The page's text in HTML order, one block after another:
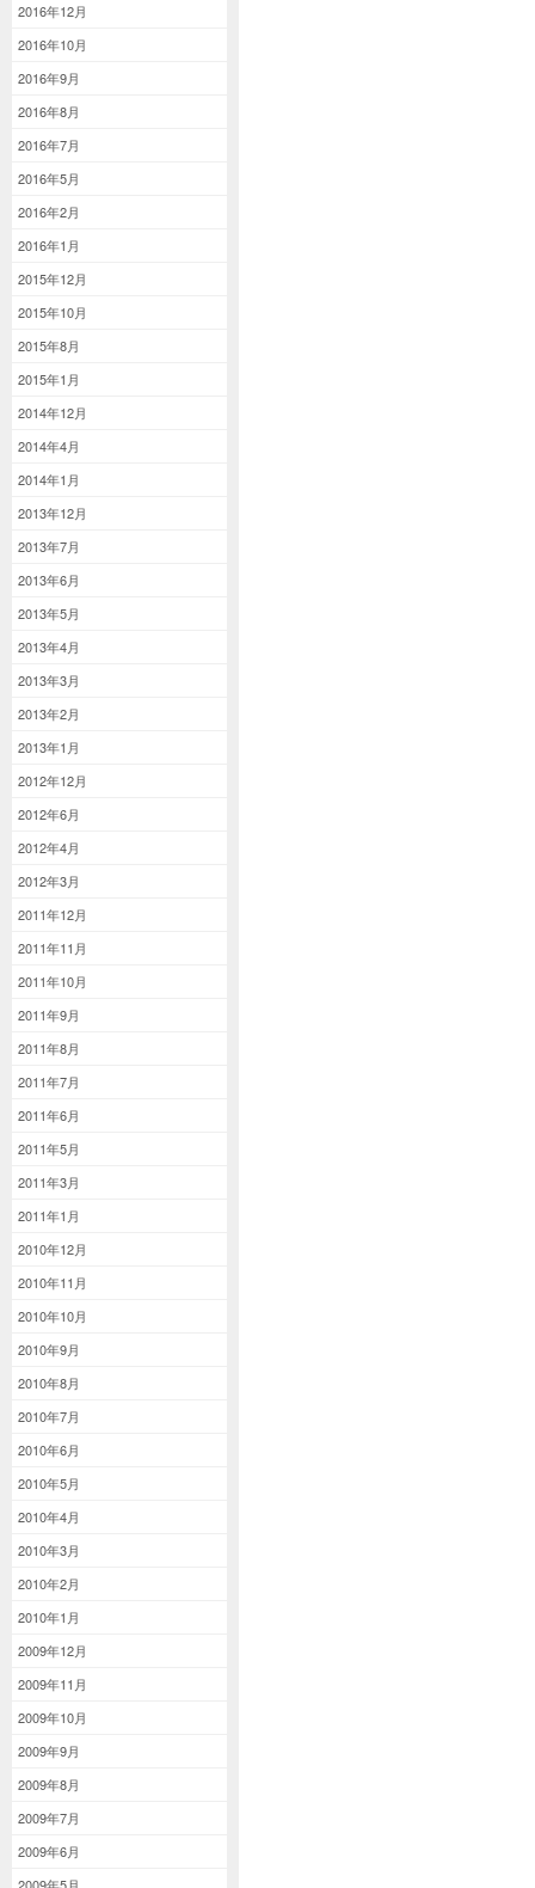
2016年12月
2016年10月
2016年9月
2016年8月
2016年7月
2016年5月
2016年2月
2016年1月
2015年12月
2015年10月
2015年8月
2015年1月
2014年12月
2014年4月
2014年1月
2013年12月
2013年7月
2013年6月
2013年5月
2013年4月
2013年3月
2013年2月
2013年1月
2012年12月
2012年6月
2012年4月
2012年3月
2011年12月
2011年11月
2011年10月
2011年9月
2011年8月
2011年7月
2011年6月
2011年5月
2011年3月
2011年1月
2010年12月
2010年11月
2010年10月
2010年9月
2010年8月
2010年7月
2010年6月
2010年5月
2010年4月
2010年3月
2010年2月
2010年1月
2009年12月
2009年11月
2009年10月
2009年9月
2009年8月
2009年7月
2009年6月